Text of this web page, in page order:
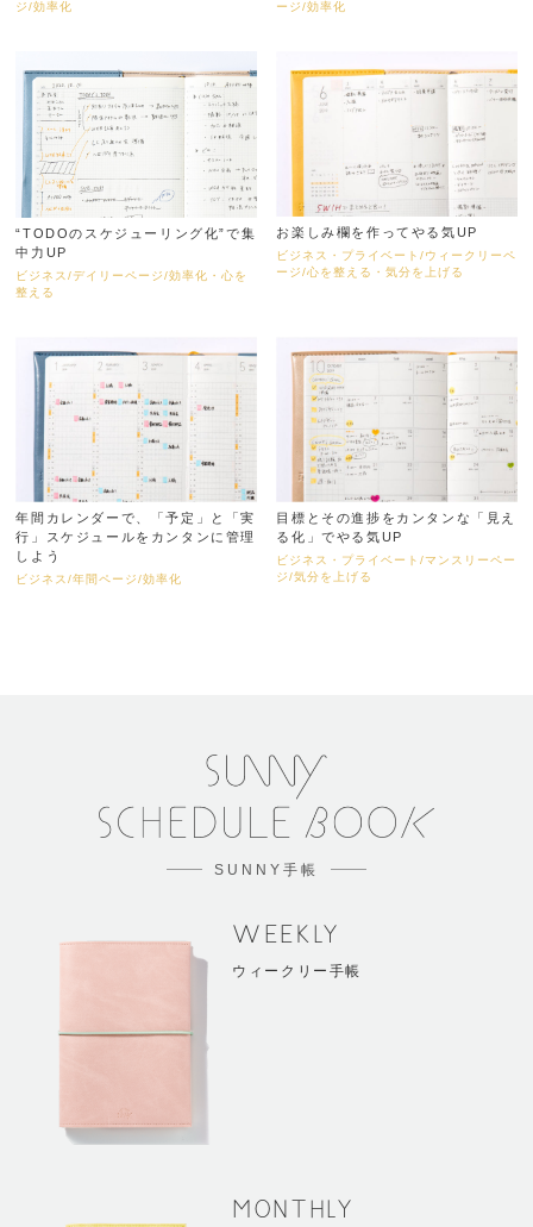
ジ/効率化 ージ/効率化
“TODOのスケジューリング化”で集
中力UP
ビジネス/デイリーページ/効率化・心を
整える
お楽しみ欄を作ってやる気UP
ビジネス・プライベート/ウィークリーペ
ージ/心を整える・気分を上げる
年間カレンダーで、「予定」と「実
行」スケジュールをカンタンに管理
しよう
ビジネス/年間ページ/効率化
目標とその進捗をカンタンな「見え
る化」でやる気UP
ビジネス・プライベート/マンスリーペー
ジ/気分を上げる
SUNNY手帳
WEEKLY
ウィークリー手帳
MONTHLY